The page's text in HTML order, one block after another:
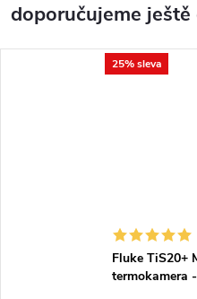
doporučujeme
25% sleva
Fluke TiS20+
termokamera